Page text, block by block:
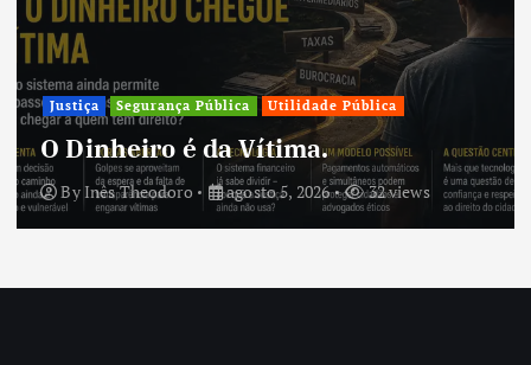
Justiça Segurança Pública Utilidade Pública
O Dinheiro é da Vítima.
By Inês Theodoro agosto 5, 2026 32 views